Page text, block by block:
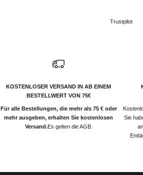
Trustpilot
KOSTENLOSER VERSAND IN AB EINEM
BESTELLWERT VON 75€
Für alle Bestellungen, die mehr als 75 € oder
mehr ausgeben, erhalten Sie kostenlosen
Versand.Es gelten die AGB.
Sie